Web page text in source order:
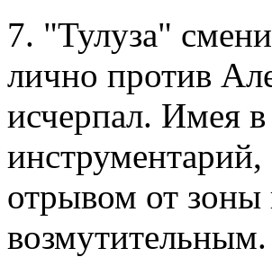
7. "Тулуза"
лично против
исчерпал. Имея
отрывом от